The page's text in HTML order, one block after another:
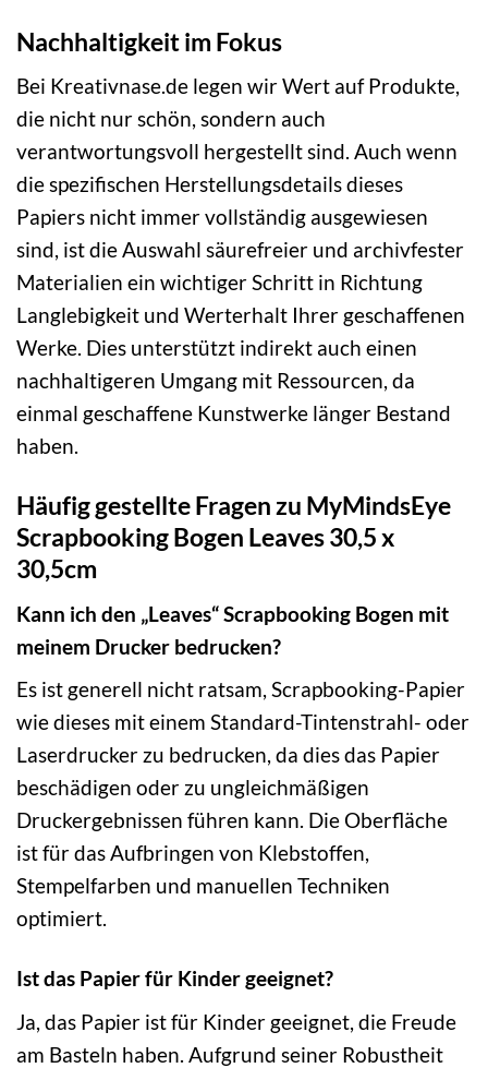
Nachhaltigkeit im Fokus
Bei Kreativnase.de legen wir Wert auf Produkte,
die nicht nur schön, sondern auch
verantwortungsvoll hergestellt sind. Auch wenn
die spezifischen Herstellungsdetails dieses
Papiers nicht immer vollständig ausgewiesen
sind, ist die Auswahl säurefreier und archivfester
Materialien ein wichtiger Schritt in Richtung
Langlebigkeit und Werterhalt Ihrer geschaffenen
Werke. Dies unterstützt indirekt auch einen
nachhaltigeren Umgang mit Ressourcen, da
einmal geschaffene Kunstwerke länger Bestand
haben.
Häufig gestellte Fragen zu MyMindsEye
Scrapbooking Bogen Leaves 30,5 x
30,5cm
Kann ich den „Leaves“ Scrapbooking Bogen mit
meinem Drucker bedrucken?
Es ist generell nicht ratsam, Scrapbooking-Papier
wie dieses mit einem Standard-Tintenstrahl- oder
Laserdrucker zu bedrucken, da dies das Papier
beschädigen oder zu ungleichmäßigen
Druckergebnissen führen kann. Die Oberfläche
ist für das Aufbringen von Klebstoffen,
Stempelfarben und manuellen Techniken
optimiert.
Ist das Papier für Kinder geeignet?
Ja, das Papier ist für Kinder geeignet, die Freude
am Basteln haben. Aufgrund seiner Robustheit